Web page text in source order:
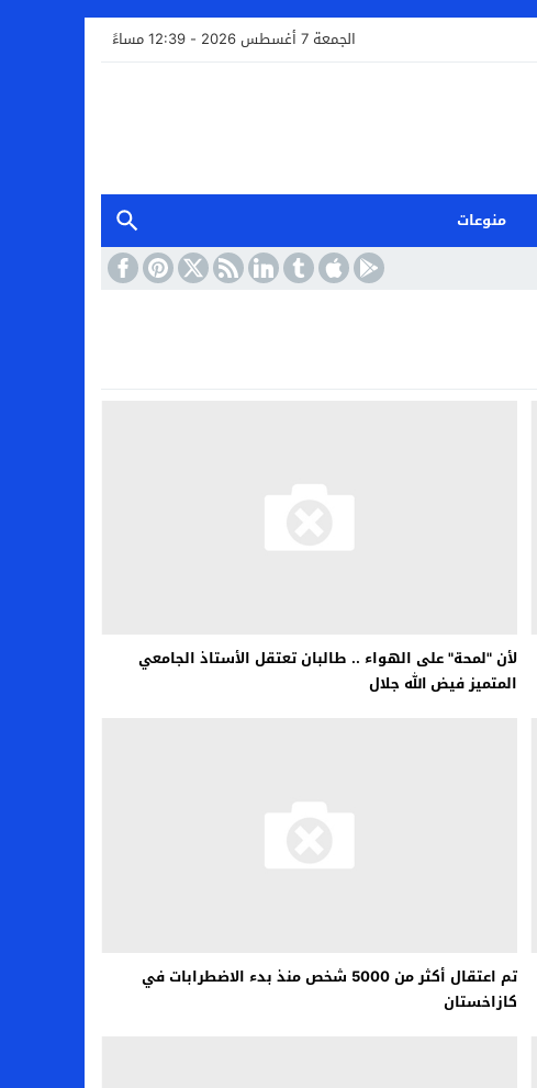
الجمعة 7 أغسطس 2026 - 12:39 مساءً
منوعات
لأن "لمحة" على الهواء .. طالبان تعتقل الأستاذ الجامعي
المتميز فيض الله جلال
تم اعتقال أكثر من 5000 شخص منذ بدء الاضطرابات في
كازاخستان